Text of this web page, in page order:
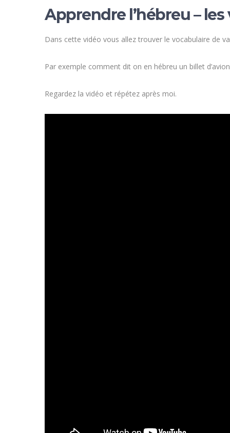
Apprendre l’hébreu –
Dans cette vidéo vous allez trouver le vocabulaire de
Par exemple comment dit on en hébreu un billet
Regardez la vidéo et répétez après moi.